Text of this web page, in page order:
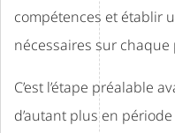
compétences et établir
nécessaires sur chaque
C’est l’étape préalable
d’autant plus en